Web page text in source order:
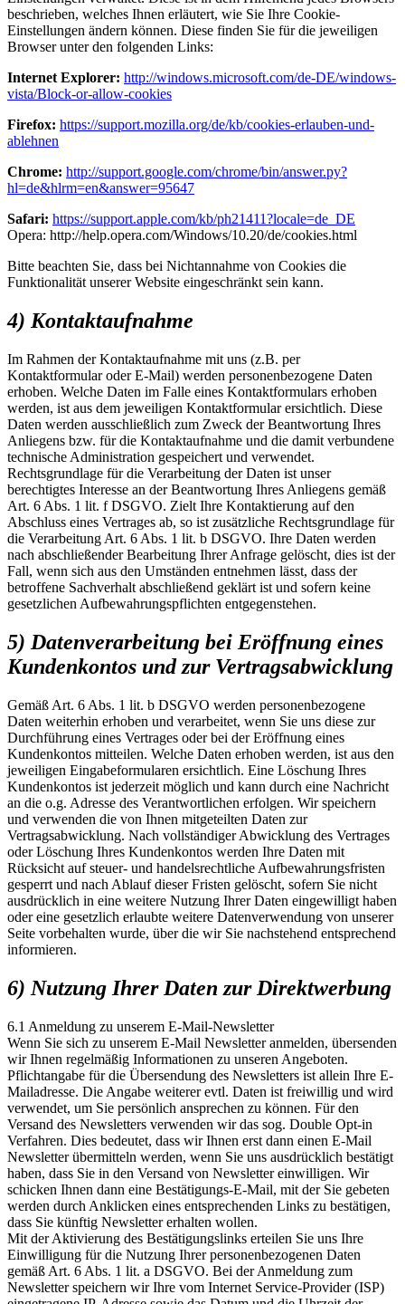
beschrieben, welches Ihnen erläutert, wie Sie Ihre Cookie-
Einstellungen ändern können. Diese finden Sie für die jeweiligen
Browser unter den folgenden Links:
Internet Explorer: http://windows.microsoft.com/de-DE/windows-
vista/Block-or-allow-cookies
Firefox: https://support.mozilla.org/de/kb/cookies-erlauben-und-
ablehnen
Chrome: http://support.google.com/chrome/bin/answer.py?
hl=de&hlrm=en&answer=95647
Safari: https://support.apple.com/kb/ph21411?locale=de_DE
Opera: http://help.opera.com/Windows/10.20/de/cookies.html
Bitte beachten Sie, dass bei Nichtannahme von Cookies die
Funktionalität unserer Website eingeschränkt sein kann.
4) Kontaktaufnahme
Im Rahmen der Kontaktaufnahme mit uns (z.B. per
Kontaktformular oder E-Mail) werden personenbezogene Daten
erhoben. Welche Daten im Falle eines Kontaktformulars erhoben
werden, ist aus dem jeweiligen Kontaktformular ersichtlich. Diese
Daten werden ausschließlich zum Zweck der Beantwortung Ihres
Anliegens bzw. für die Kontaktaufnahme und die damit verbundene
technische Administration gespeichert und verwendet.
Rechtsgrundlage für die Verarbeitung der Daten ist unser
berechtigtes Interesse an der Beantwortung Ihres Anliegens gemäß
Art. 6 Abs. 1 lit. f DSGVO. Zielt Ihre Kontaktierung auf den
Abschluss eines Vertrages ab, so ist zusätzliche Rechtsgrundlage für
die Verarbeitung Art. 6 Abs. 1 lit. b DSGVO. Ihre Daten werden
nach abschließender Bearbeitung Ihrer Anfrage gelöscht, dies ist der
Fall, wenn sich aus den Umständen entnehmen lässt, dass der
betroffene Sachverhalt abschließend geklärt ist und sofern keine
gesetzlichen Aufbewahrungspflichten entgegenstehen.
5) Datenverarbeitung bei Eröffnung eines
Kundenkontos und zur Vertragsabwicklung
Gemäß Art. 6 Abs. 1 lit. b DSGVO werden personenbezogene
Daten weiterhin erhoben und verarbeitet, wenn Sie uns diese zur
Durchführung eines Vertrages oder bei der Eröffnung eines
Kundenkontos mitteilen. Welche Daten erhoben werden, ist aus den
jeweiligen Eingabeformularen ersichtlich. Eine Löschung Ihres
Kundenkontos ist jederzeit möglich und kann durch eine Nachricht
an die o.g. Adresse des Verantwortlichen erfolgen. Wir speichern
und verwenden die von Ihnen mitgeteilten Daten zur
Vertragsabwicklung. Nach vollständiger Abwicklung des Vertrages
oder Löschung Ihres Kundenkontos werden Ihre Daten mit
Rücksicht auf steuer- und handelsrechtliche Aufbewahrungsfristen
gesperrt und nach Ablauf dieser Fristen gelöscht, sofern Sie nicht
ausdrücklich in eine weitere Nutzung Ihrer Daten eingewilligt haben
oder eine gesetzlich erlaubte weitere Datenverwendung von unserer
Seite vorbehalten wurde, über die wir Sie nachstehend entsprechend
informieren.
6) Nutzung Ihrer Daten zur Direktwerbung
6.1 Anmeldung zu unserem E-Mail-Newsletter
Wenn Sie sich zu unserem E-Mail Newsletter anmelden, übersenden
wir Ihnen regelmäßig Informationen zu unseren Angeboten.
Pflichtangabe für die Übersendung des Newsletters ist allein Ihre E-
Mailadresse. Die Angabe weiterer evtl. Daten ist freiwillig und wird
verwendet, um Sie persönlich ansprechen zu können. Für den
Versand des Newsletters verwenden wir das sog. Double Opt-in
Verfahren. Dies bedeutet, dass wir Ihnen erst dann einen E-Mail
Newsletter übermitteln werden, wenn Sie uns ausdrücklich bestätigt
haben, dass Sie in den Versand von Newsletter einwilligen. Wir
schicken Ihnen dann eine Bestätigungs-E-Mail, mit der Sie gebeten
werden durch Anklicken eines entsprechenden Links zu bestätigen,
dass Sie künftig Newsletter erhalten wollen.
Mit der Aktivierung des Bestätigungslinks erteilen Sie uns Ihre
Einwilligung für die Nutzung Ihrer personenbezogenen Daten
gemäß Art. 6 Abs. 1 lit. a DSGVO. Bei der Anmeldung zum
Newsletter speichern wir Ihre vom Internet Service-Provider (ISP)